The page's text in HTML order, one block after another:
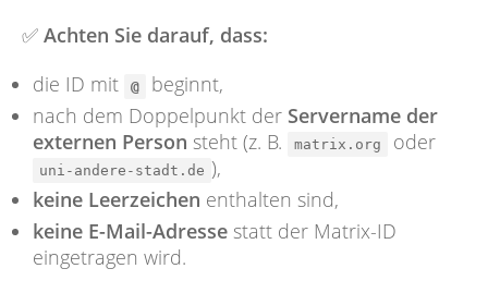
✅ Achten Sie darauf, dass:
die ID mit
@
beginnt,
nach dem Doppelpunkt der Servername der
externen Person steht (z. B. matrix.org oder
uni-andere-stadt.de ),
keine Leerzeichen enthalten sind,
keine E-Mail-Adresse statt der Matrix-ID
eingetragen wird.